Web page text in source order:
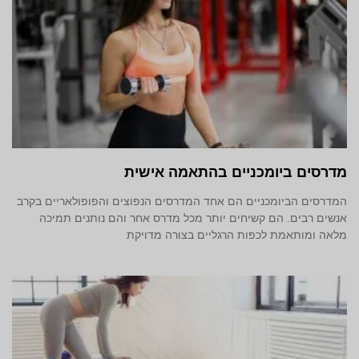
מדרסים ביומכניים בהתאמה אישית
המדרסים הביומכניים הם אחד המדרסים הנפוצים והפופולאריים בקרב
אנשים רבים. הם קשיחים יותר מכל מדרס אחר והם נותנים תמיכה
מלאה ומותאמת לכפות הרגליים בצורה מדויקת